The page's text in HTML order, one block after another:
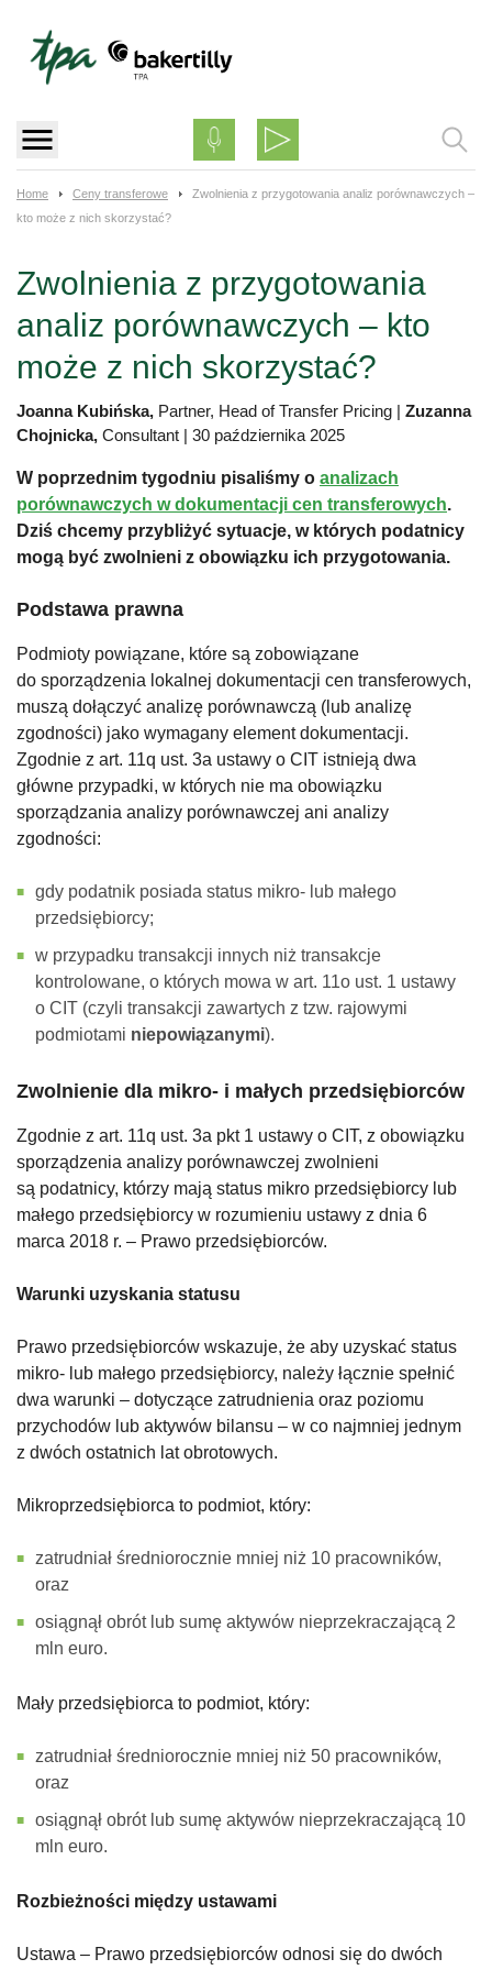
content
Home Ceny transferowe
Zwolnienia z przygotowania analiz porównawczych –
kto może z nich skorzystać?
Zwolnienia z przygotowania
analiz porównawczych – kto
może z nich skorzystać?
Joanna Kubińska, Partner, Head of Transfer Pricing | Zuzanna
Chojnicka, Consultant | 30 października 2025
W poprzednim tygodniu pisaliśmy o analizach
porównawczych w dokumentacji cen transferowych.
Dziś chcemy przybliżyć sytuacje, w których podatnicy
mogą być zwolnieni z obowiązku ich przygotowania.
Podstawa prawna
Podmioty powiązane, które są zobowiązane
do sporządzenia lokalnej dokumentacji cen transferowych,
muszą dołączyć analizę porównawczą (lub analizę
zgodności) jako wymagany element dokumentacji.
Zgodnie z art. 11q ust. 3a ustawy o CIT istnieją dwa
główne przypadki, w których nie ma obowiązku
sporządzania analizy porównawczej ani analizy
zgodności:
gdy podatnik posiada status mikro- lub małego
przedsiębiorcy;
w przypadku transakcji innych niż transakcje
kontrolowane, o których mowa w art. 11o ust. 1 ustawy
o CIT (czyli transakcji zawartych z tzw. rajowymi
podmiotami niepowiązanymi).
Zwolnienie dla mikro- i małych przedsiębiorców
Zgodnie z art. 11q ust. 3a pkt 1 ustawy o CIT, z obowiązku
sporządzenia analizy porównawczej zwolnieni
są podatnicy, którzy mają status mikro przedsiębiorcy lub
małego przedsiębiorcy w rozumieniu ustawy z dnia 6
marca 2018 r. – Prawo przedsiębiorców.
Warunki uzyskania statusu
Prawo przedsiębiorców wskazuje, że aby uzyskać status
mikro- lub małego przedsiębiorcy, należy łącznie spełnić
dwa warunki – dotyczące zatrudnienia oraz poziomu
przychodów lub aktywów bilansu – w co najmniej jednym
z dwóch ostatnich lat obrotowych.
Mikroprzedsiębiorca to podmiot, który:
zatrudniał średniorocznie mniej niż 10 pracowników,
oraz
osiągnął obrót lub sumę aktywów nieprzekraczającą 2
mln euro.
Mały przedsiębiorca to podmiot, który:
zatrudniał średniorocznie mniej niż 50 pracowników,
oraz
osiągnął obrót lub sumę aktywów nieprzekraczającą 10
mln euro.
Rozbieżności między ustawami
Ustawa – Prawo przedsiębiorców odnosi się do dwóch